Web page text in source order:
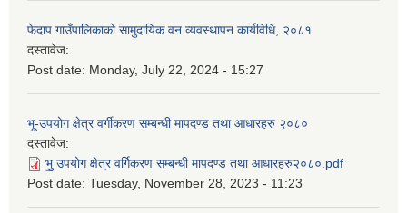
फेदाप गाउँपालिकाको सामुदायिक वन व्यवस्थापन कार्यविधि, २०८१
दस्तावेज:
Post date: Monday, July 22, 2024 - 15:27
भू-उपयोग क्षेत्र वर्गीकरण सम्बन्धी मापदण्ड तथा आधारहरु २०८०
दस्तावेज:
भु॒ उपयोग क्षेत्र वर्गिकरण सम्बन्धी मापदण्ड तथा आधारहरु२०८०.pdf
Post date: Tuesday, November 28, 2023 - 11:23